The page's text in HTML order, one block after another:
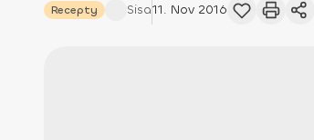
Recepty Sisa11. Nov 2016